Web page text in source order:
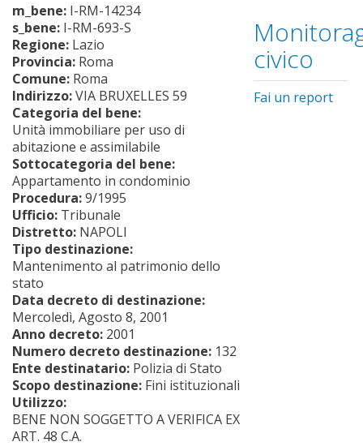
m_bene: I-RM-14234
s_bene: I-RM-693-S
Regione: Lazio
Provincia: Roma
Comune: Roma
Indirizzo:VIA BRUXELLES 59
Categoria del bene:
Unità immobiliare per uso di
abitazione e assimilabile
Sottocategoria del bene:
Appartamento in condominio
Procedura:9/1995
Ufficio: Tribunale
Distretto: NAPOLI
Tipo destinazione:
Mantenimento al patrimonio dello
stato
Data decreto di destinazione:
Mercoledì, Agosto 8, 2001
Anno decreto: 2001
Numero decreto destinazione: 132
Ente destinatario: Polizia di Stato
Scopo destinazione: Fini istituzionali
Utilizzo:
BENE NON SOGGETTO A VERIFICA EX
ART. 48 C.A.
civico
Fai un report